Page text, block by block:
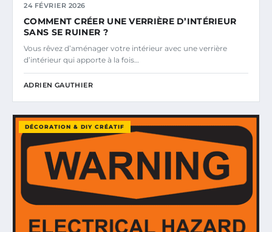
24 FÉVRIER 2026
COMMENT CRÉER UNE VERRIÈRE D’INTÉRIEUR
SANS SE RUINER ?
Vous rêvez d’aménager votre intérieur avec une verrière
d’intérieur qui apporte à la fois…
ADRIEN GAUTHIER
DÉCORATION & DIY CRÉATIF